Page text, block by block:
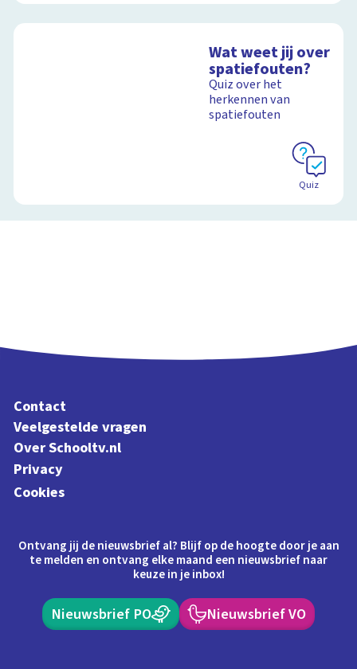
Wat weet jij over
spatiefouten?
Quiz over het
herkennen van
spatiefouten
Quiz
Contact
Veelgestelde vragen
Over Schooltv.nl
Privacy
Cookies
Ontvang jij de nieuwsbrief al? Blijf op de hoogte door je aan
te melden en ontvang elke maand een nieuwsbrief naar
keuze in je inbox!
Nieuwsbrief PO Nieuwsbrief VO